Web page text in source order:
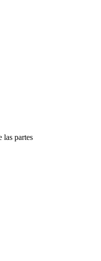
las partes